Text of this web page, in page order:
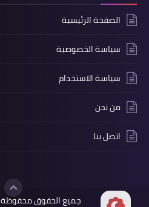
الصفحة الرئيسية
سياسة الخصوصية
سياسة الاستخدام
من نحن
اتصل بنا
جميع الحقوق محفوظة